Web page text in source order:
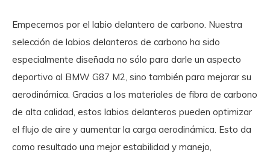
Empecemos por el labio delantero de carbono. Nuestra
selección de labios delanteros de carbono ha sido
especialmente diseñada no sólo para darle un aspecto
deportivo al BMW G87 M2, sino también para mejorar su
aerodinámica. Gracias a los materiales de fibra de carbono
de alta calidad, estos labios delanteros pueden optimizar
el flujo de aire y aumentar la carga aerodinámica. Esto da
como resultado una mejor estabilidad y manejo,